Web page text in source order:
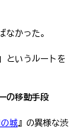
なかった。
というルートを
の移動手段
城 』の異様な渋